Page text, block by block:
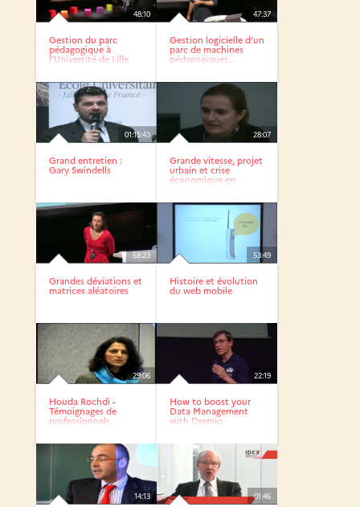
48:10
Gestion du parc
pédagogique à
l’Université de Lille
47:37
Gestion logicielle d’un
parc de machines
pédagogiques...
01:15:43
Grand entretien :
Gary Swindells
28:07
Grande vitesse, projet
urbain et crise
économique en
58:23
Grandes déviations et
matrices aléatoires
53:49
Histoire et évolution
du web mobile
29:06
Houda Rochdi -
Témoignages de
professionnels,
22:19
How to boost your
Data Management
with Dremio
14:13 01:46